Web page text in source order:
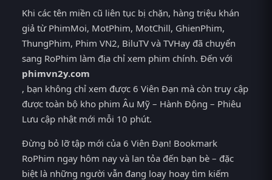
Khi các tên miền cũ liên tục bị chặn, hàng triệu khán
giả từ PhimMoi, MotPhim, MotChill, GhienPhim,
ThungPhim, Phim VN2, BiluTV và TVHay đã chuyển
sang RoPhim làm địa chỉ xem phim chính. Đến với
phimvn2y.com
, bạn không chỉ xem được 6 Viên Đạn mà còn truy cập
được toàn bộ kho phim Âu Mỹ – Hành Động – Phiêu
Lưu cập nhật mới mỗi 10 phút.
Đừng bỏ lỡ tập mới của 6 Viên Đạn! Bookmark
RoPhim ngay hôm nay và lan tỏa đến bạn bè – đặc
biệt là những người vẫn đang loay hoay tìm kiếm